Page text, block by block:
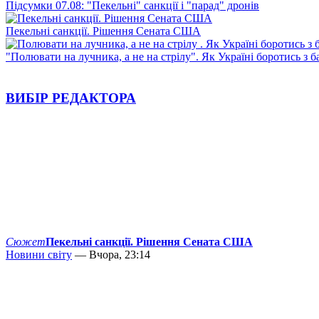
Підсумки 07.08: "Пекельні" санкції і "парад" дронів
Пекельні санкції. Рішення Сената США
"Полювати на лучника, а не на стрілу". Як Україні боротись з
ВИБІР РЕДАКТОРА
СюжетПекельні санкції. Рішення Сената США
Новини світу — Вчора, 23:14